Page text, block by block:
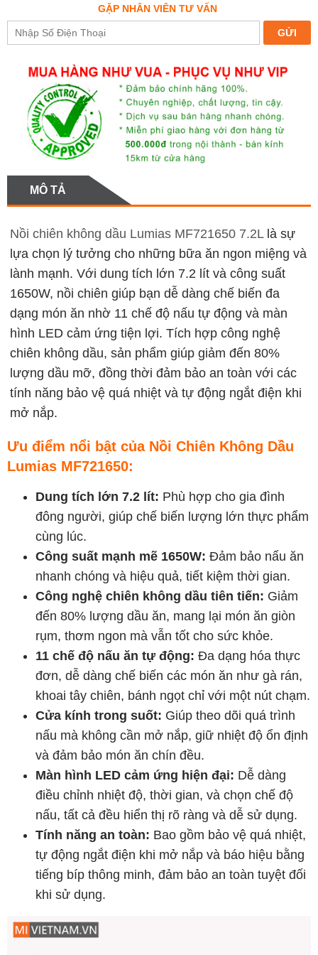
GẶP NHÂN VIÊN TƯ VẤN
MÔ TẢ
Nồi chiên không dầu Lumias MF721650 7.2Llà sự
lựa chọn lý tưởng cho những bữa ăn ngon miệng và
lành mạnh. Với dung tích lớn 7.2 lít và công suất
1650W, nồi chiên giúp bạn dễ dàng chế biến đa
dạng món ăn nhờ 11 chế độ nấu tự động và màn
hình LED cảm ứng tiện lợi. Tích hợp công nghệ
chiên không dầu, sản phẩm giúp giảm đến 80%
lượng dầu mỡ, đồng thời đảm bảo an toàn với các
tính năng bảo vệ quá nhiệt và tự động ngắt điện khi
mở nắp.
Ưu điểm nổi bật của Nồi Chiên Không Dầu
Lumias MF721650:
Dung tích lớn 7.2 lít: Phù hợp cho gia đình
đông người, giúp chế biến lượng lớn thực phẩm
cùng lúc.
Công suất mạnh mẽ 1650W: Đảm bảo nấu ăn
nhanh chóng và hiệu quả, tiết kiệm thời gian.
Công nghệ chiên không dầu tiên tiến: Giảm
đến 80% lượng dầu ăn, mang lại món ăn giòn
rụm, thơm ngon mà vẫn tốt cho sức khỏe.
11 chế độ nấu ăn tự động: Đa dạng hóa thực
đơn, dễ dàng chế biến các món ăn như gà rán,
khoai tây chiên, bánh ngọt chỉ với một nút chạm.
Cửa kính trong suốt: Giúp theo dõi quá trình
nấu mà không cần mở nắp, giữ nhiệt độ ổn định
và đảm bảo món ăn chín đều.
Màn hình LED cảm ứng hiện đại: Dễ dàng
điều chỉnh nhiệt độ, thời gian, và chọn chế độ
nấu, tất cả đều hiển thị rõ ràng và dễ sử dụng.
Tính năng an toàn: Bao gồm bảo vệ quá nhiệt,
tự động ngắt điện khi mở nắp và báo hiệu bằng
tiếng bíp thông minh, đảm bảo an toàn tuyệt đối
khi sử dụng.